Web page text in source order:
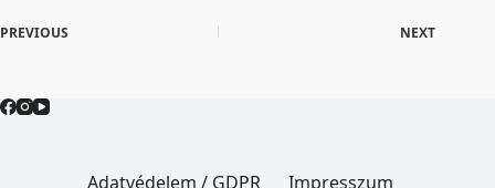
PREVIOUS NEXT
Adatvédelem / GDPR Impresszum